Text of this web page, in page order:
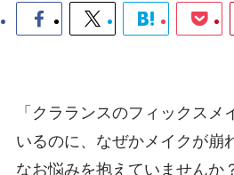
「クラランスのフィックスメ
いるのに、なぜかメイクが
なお悩みを抱えていませんか